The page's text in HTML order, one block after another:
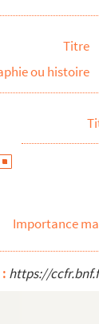
Titre
ou histoire
Importance
https://